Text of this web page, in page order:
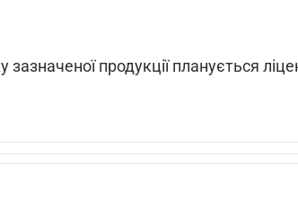
продукції планується